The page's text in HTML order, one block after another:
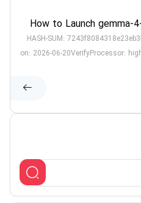
How to Launch gemma-
PC
on: 2026-06-20VerifyProcessor: